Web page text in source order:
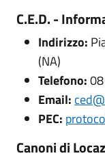
C.E.D. -
Indirizzo:
(NA)
Telefono:
Email:
PEC:
Canoni di